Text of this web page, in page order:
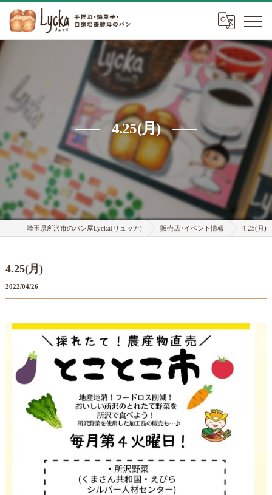
4.25(月)
埼玉県所沢市のパン屋Lycka(リュッカ) 販売店･イベント情報 4.25(月)
4.25(月)
2022/04/26